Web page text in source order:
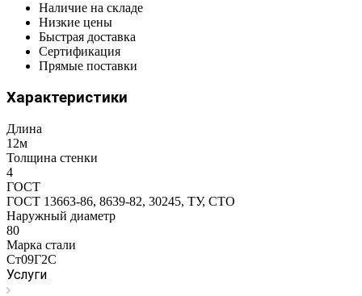
Наличие на складе
Низкие цены
Быстрая доставка
Сертификация
Прямые поставки
Характеристики
Длина
12м
Толщина стенки
4
ГОСТ
ГОСТ 13663-86, 8639-82, 30245, ТУ, СТО
Наружный диаметр
80
Марка стали
Ст09Г2С
Услуги